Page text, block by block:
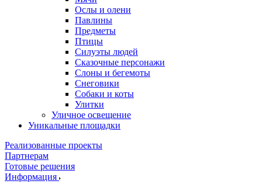
Ослы и олени
Павлины
Предметы
Птицы
Силуэты людей
Сказочные персонажи
Слоны и бегемоты
Снеговики
Собаки и коты
Улитки
Уличное освещение
Уникальные площадки
Реализованные проекты
Партнерам
Готовые решения
Информация